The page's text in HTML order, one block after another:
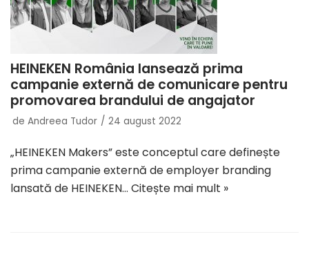
HEINEKEN România lansează prima
campanie externă de comunicare pentru
promovarea brandului de angajator
de Andreea Tudor 24 august 2022
„HEINEKEN Makers” este conceptul care definește
prima campanie externă de employer branding
lansată de HEINEKEN… Citește mai mult »